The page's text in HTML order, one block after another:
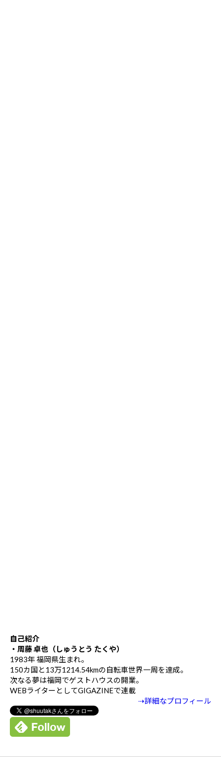
自己紹介
・周藤 卓也（しゅうとう たくや）
1983年 福岡県生まれ。
150カ国と13万1214.54kmの自転車世界一周を達成。
次なる夢は福岡でゲストハウスの開業。
WEBライターとしてGIGAZINEで連載
⇢詳細なプロフィール